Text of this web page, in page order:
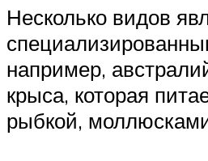
Несколько видов
например,
крыса, которая
рыбкой,